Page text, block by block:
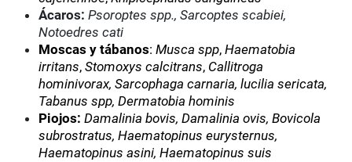
Ácaros: Psoroptes spp., Sarcoptes scabiei,
Notoedres cati
Moscas y tábanos:Musca spp,Haematobia
irritans,Stomoxys calcitrans, Callitroga
hominivorax, Sarcophaga carnaria, lucilia sericata,
Tabanus spp, Dermatobia hominis
Piojos: Damalinia bovis, Damalinia ovis, Bovicola
subrostratus, Haematopinus eurysternus,
Haematopinus asini, Haematopinus suis